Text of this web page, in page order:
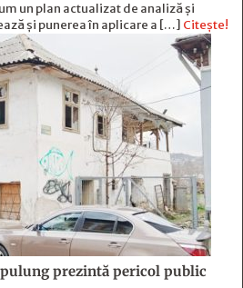
un plan actualizat de analiză și
și punerea în aplicare a […] Citește!
prezintă pericol public